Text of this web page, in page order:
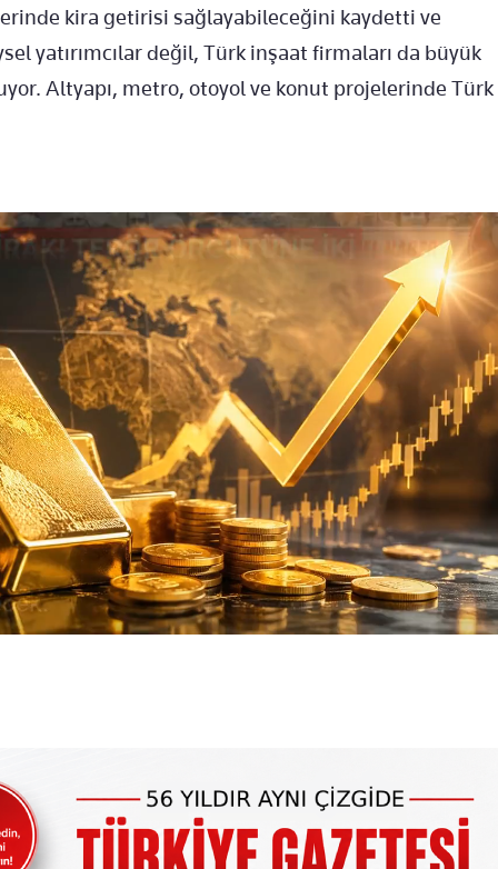
kira getirisi sağlayabileceğini kaydetti ve
yatırımcılar değil, Türk inşaat firmaları da büyük
Altyapı, metro, otoyol ve konut projelerinde Türk